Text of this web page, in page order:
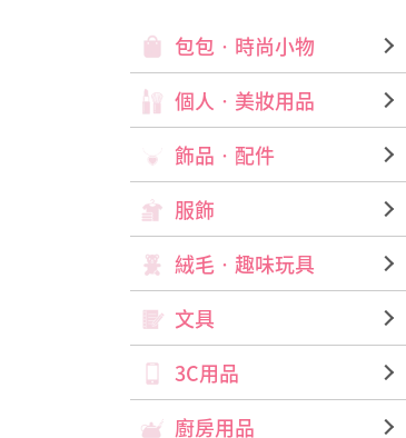
包包‧時尚小物
個人‧美妝用品
飾品‧配件
服飾
絨毛‧趣味玩具
文具
3C用品
廚房用品